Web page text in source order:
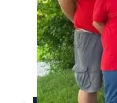
Tennis
Tischtennis
Turnen
Volleyball